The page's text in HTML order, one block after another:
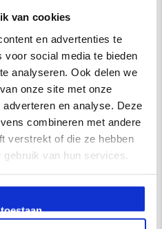
van cookies
en advertenties te
voor social media te bieden
analyseren. Ook delen we
onze site met onze
en analyse. Deze
combineren met andere
verstrekt of die ze hebben
van hun services.